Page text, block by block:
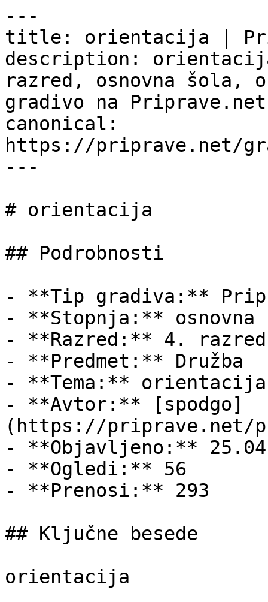
---
title: orientacija |
description:
razred, osnovna šola,
gradivo na
canonical:
https://priprave.net/
---
# orientacija
## Podrobnosti
- **Tip gradiva:**
- **Stopnja:** osnovna
- **Razred:** 4. razred
- **Predmet:** Družba
- **Tema:** orientacija
- **Avtor:** [spodgo]
(https://priprave.net/
- **Objavljeno:**
- **Ogledi:** 56
- **Prenosi:** 293
## Ključne besede
orientacija